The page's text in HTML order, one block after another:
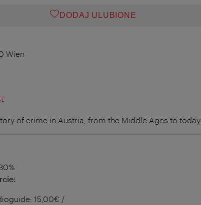
DODAJ ULUBIONE
Wien
of crime in Austria, from the Middle Ages to today.
15,00€ /